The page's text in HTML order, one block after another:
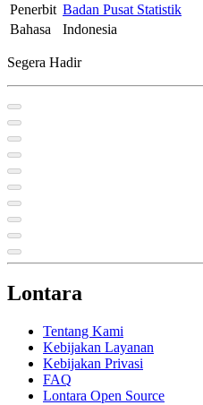
Penerbit Badan Pusat Statistik
Bahasa
Indonesia
Segera Hadir
Lontara
Tentang Kami
Kebijakan Layanan
Kebijakan Privasi
FAQ
Lontara Open Source